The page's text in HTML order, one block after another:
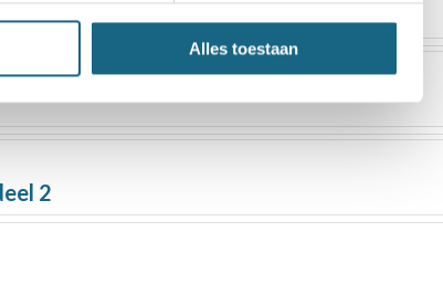
Alles toestaan
2022
2